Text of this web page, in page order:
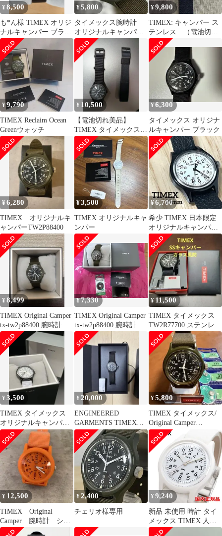
¥8,500
も*ん様 TIMEX オリジ
ナルキャンパー ブラッ
ク
¥5,800
タイメックス腕時計
オリジナルキャンパ
ー 【動作品】
¥9,800
TIMEX: キャンパー ス
テンレス （電池切
れ）
¥9,790
TIMEX Reclaim Ocean
Greenウォッチ
¥ 10,500
【電池切れ美品】
TIMEX タイメックス
SSキャンパー 日本企画
ミリタリー
¥6,300
タイメックス オリジナ
ルキャンパー ブラック
¥6,280
TIMEX オリジナルキ
ャンパーTW2P88400
¥3,500
TIMEX オリジナルキャ
ンパー
¥6,700
希少 TIMEX 日本限定
オリジナルキャンパー
29mm クォーツ 稼働
¥8,499
TIMEX Original Camper
tx-tw2p88400 腕時計
¥7,330
TIMEX Original Camper
tx-tw2p88400 腕時計
¥ 11,500
TIMEX タイメックス
TW2R77700 ステンレス
キャンパー
¥3,500
TIMEX タイメックス
オリジナルキャンパー
TW2V19800 QZ 腕時計
¥20,000
ENGINEERED
GARMENTS TIMEX
BEAMS BOY 未使用
¥5,800
TIMEX タイメックス/
Original Camper
TW2P88400
¥ 12,500
TIMEX Original
Camper 腕時計 シー
ズナル限定カラー
¥2,400
チェリオ様専用
¥ 9,240
新品 未使用 時計 タイ
メックス TIMEX 人気
腕時計 TW2T96200